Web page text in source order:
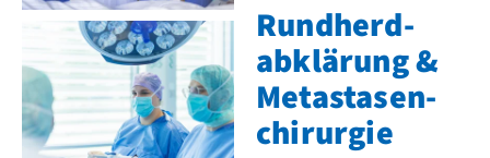
Rund­herd­
abklärung &
Metastasen­
chirurgie